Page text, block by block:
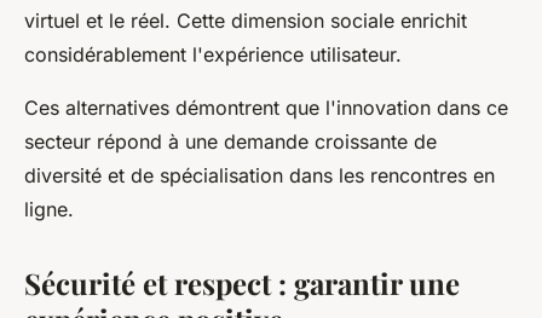
virtuel et le réel. Cette dimension sociale enrichit
considérablement l'expérience utilisateur.
Ces alternatives démontrent que l'innovation dans ce
secteur répond à une demande croissante de
diversité et de spécialisation dans les rencontres en
ligne.
Sécurité et respect : garantir une